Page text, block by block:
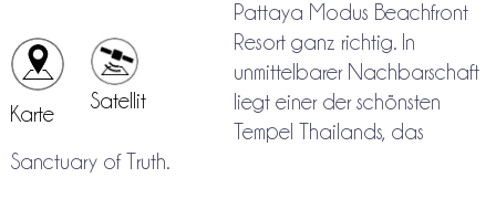
Karte
Satellit
Pattaya Modus Beachfront
Resort ganz richtig. In
unmittelbarer Nachbarschaft
liegt einer der schönsten
Tempel Thailands, das
Sanctuary of Truth.